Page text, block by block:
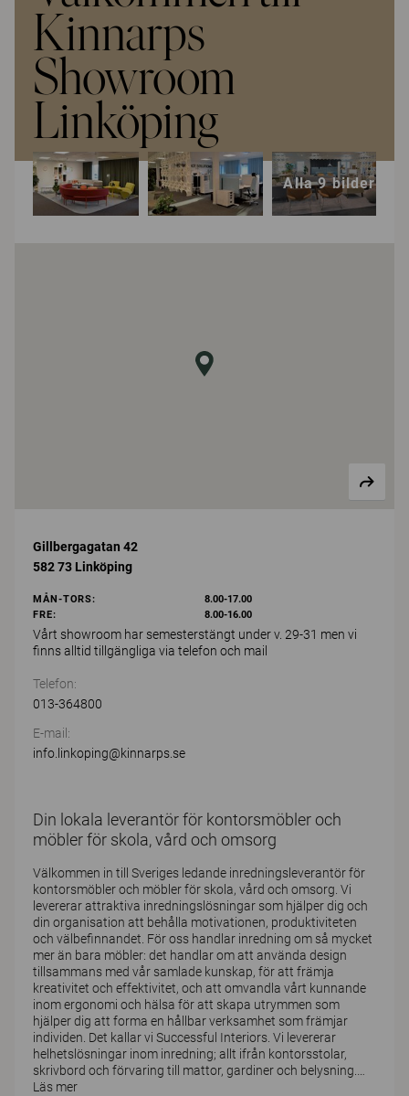
Kinnarps
Showroom
Linköping
Alla 9 bilder
Gillbergagatan 42
582 73 Linköping
MÅN-TORS:
8.00-17.00
FRE:
8.00-16.00
Vårt showroom har semesterstängt under v. 29-31 men vi
finns alltid tillgängliga via telefon och mail
Telefon:
013-364800
E-mail:
info.linkoping@kinnarps.se
Din lokala leverantör för kontorsmöbler och
möbler för skola, vård och omsorg
Välkommen in till Sveriges ledande inredningsleverantör för
kontorsmöbler och möbler för skola, vård och omsorg. Vi
levererar attraktiva inredningslösningar som hjälper dig och
din organisation att behålla motivationen, produktiviteten
och välbefinnandet. För oss handlar inredning om så mycket
mer än bara möbler: det handlar om att använda design
tillsammans med vår samlade kunskap, för att främja
kreativitet och effektivitet, och att omvandla vårt kunnande
inom ergonomi och hälsa för att skapa utrymmen som
hjälper dig att forma en hållbar verksamhet som främjar
individen. Det kallar vi Successful Interiors. Vi levererar
helhetslösningar inom inredning; allt ifrån kontorsstolar,
skrivbord och förvaring till mattor, gardiner och belysning.…
Läs mer